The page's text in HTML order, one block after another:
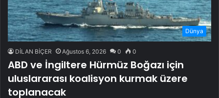
Dünya
DİLAN BİÇER Ağustos 6, 2026 0 0
ABD ve İngiltere Hürmüz Boğazı için
uluslararası koalisyon kurmak üzere
toplanacak